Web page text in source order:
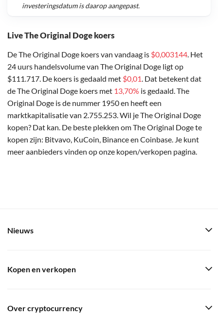
Live The Original Doge koers
De The Original Doge koers van vandaag is $0,003144. Het
24 uurs handelsvolume van The Original Doge ligt op
$111.717. De koers is gedaald met $0,01. Dat betekent dat
de The Original Doge koers met 13,70% is gedaald. The
Original Doge is de nummer 1950 en heeft een
marktkapitalisatie van 2.755.253. Wil je The Original Doge
kopen? Dat kan. De beste plekken om The Original Doge te
kopen zijn: Bitvavo, KuCoin, Binance en Coinbase. Je kunt
meer aanbieders vinden op onze kopen/verkopen pagina.
investeringsdatum is daarop aangepast.
Nieuws
Kopen en verkopen
Over cryptocurrency